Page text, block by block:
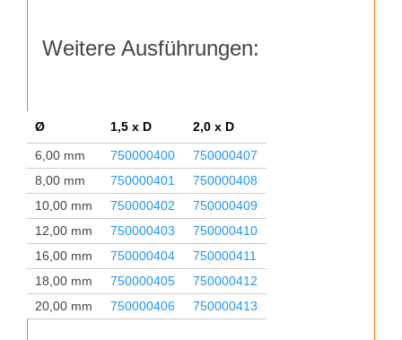
Weitere Ausführungen:
Ø 1,5 x D
2,0 x D
6,00 mm
750000400
750000407
8,00 mm
750000401
750000408
10,00 mm
750000402
750000409
12,00 mm
750000403
750000410
16,00 mm
750000404
750000411
18,00 mm
750000405
750000412
20,00 mm
750000406 750000413